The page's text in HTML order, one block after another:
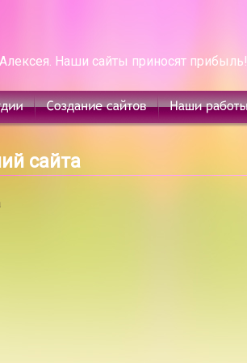
Наши сайты приносят прибыль!
сайта